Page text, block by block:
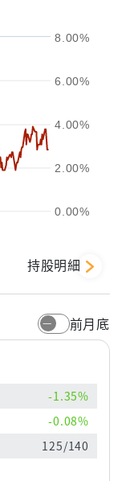
0.00%
2.00%
4.00%
6.00%
8.00%
3年
持股明細
前月底
-1.35%
-0.08%
125/140